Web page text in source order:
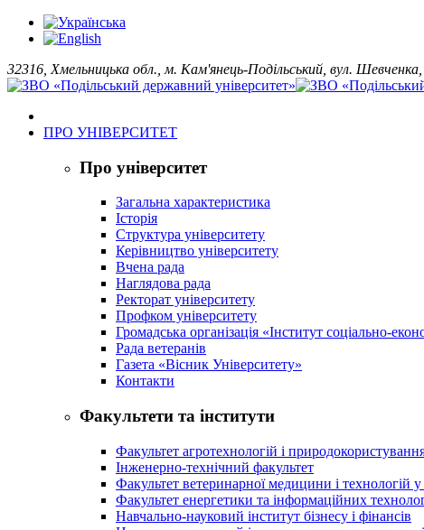
32316, Хмельницька обл., м. Кам'янець-Подільський, вул.
ПРО УНІВЕРСИТЕТ
Про університет
Загальна характеристика
Історія
Структура університету
Керівництво університету
Вчена рада
Наглядова рада
Ректорат університету
Профком університету
Громадська організація «Інститут соціально-
Рада ветеранів
Газета «Вісник Університету»
Контакти
Факультети та інститути
Факультет агротехнологій і
Інженерно-технічний факультет
Факультет ветеринарної медицини і технологій
Факультет енергетики та інформаційних
Навчально-науковий інститут бізнесу і фінансів